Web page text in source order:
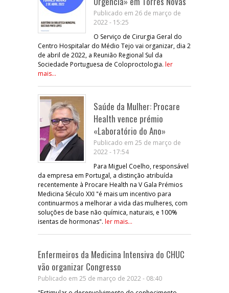
Publicado em 26 de março de
2022 - 15:25
O Serviço de Cirurgia Geral do
Centro Hospitalar do Médio Tejo vai organizar, dia 2
de abril de 2022, a Reunião Regional Sul da
Sociedade Portuguesa de Coloproctologia. ler
mais...
Saúde da Mulher: Procare
Health vence prémio
«Laboratório do Ano»
Publicado em 25 de março de
2022 - 17:54
Para Miguel Coelho, responsável
da empresa em Portugal, a distinção atribuída
recentemente à Procare Health na V Gala Prémios
Medicina Século XXI "é mais um incentivo para
continuarmos a melhorar a vida das mulheres, com
soluções de base não química, naturais, e 100%
isentas de hormonas". ler mais...
Enfermeiros da Medicina Intensiva do CHUC
vão organizar Congresso
Publicado em 25 de março de 2022 - 08:40